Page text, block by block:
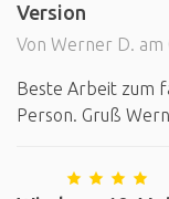
Version
Von Werner D. am
Beste Arbeit zum
Person. Gruß